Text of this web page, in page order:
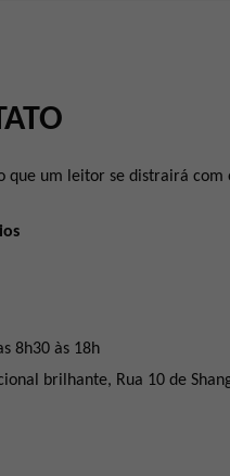
que um leitor se distrairá
8h30 às 18h
brilhante, Rua 10 de